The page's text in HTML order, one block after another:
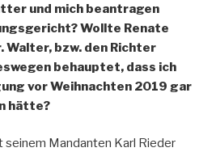
und mich beantragen
Wollte Renate
Walter, bzw. den Richter
behauptet, dass ich
vor Weihnachten 2019 gar
hätte?
seinem Mandanten Karl Rieder